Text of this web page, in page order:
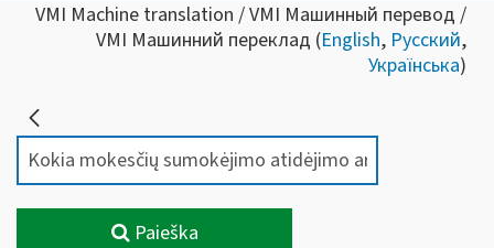
VMI Machine translation / VMI Машинный перевод /
VMI Машинний переклад (English, Русский,
Українська)
Paieška